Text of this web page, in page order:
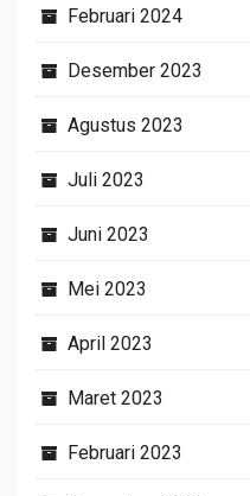
Februari 2024
Desember 2023
Agustus 2023
Juli 2023
Juni 2023
Mei 2023
April 2023
Maret 2023
Februari 2023